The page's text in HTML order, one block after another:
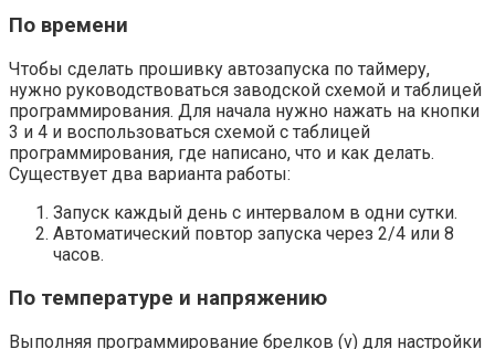
По времени
Чтобы сделать прошивку автозапуска по таймеру,
нужно руководствоваться заводской схемой и таблицей
программирования. Для начала нужно нажать на кнопки
3 и 4 и воспользоваться схемой с таблицей
программирования, где написано, что и как делать.
Существует два варианта работы:
Запуск каждый день с интервалом в одни сутки.
Автоматический повтор запуска через 2/4 или 8
часов.
По температуре и напряжению
Выполняя программирование брелков (v) для настройки